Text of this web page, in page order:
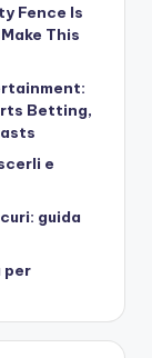
Fence Is
This
Betting,
e
guida
per